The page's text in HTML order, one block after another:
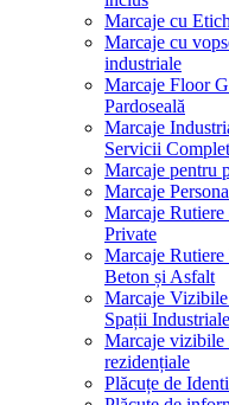
Marcaje cu
Marcaje cu
industriale
Marcaje Floor
Pardoseală
Marcaje
Servicii
Marcaje pentru
Marcaje
Marcaje
Private
Marcaje Rutiere
Beton și Asfalt
Marcaje
Spații
Marcaje vizibile
rezidențiale
Plăcuțe de